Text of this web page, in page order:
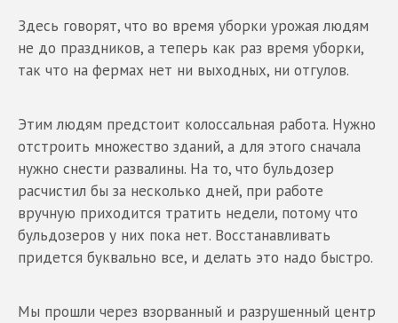
Здесь говорят, что во время уборки урожая людям
не до праздников, а теперь как раз время уборки,
так что на фермах нет ни выходных, ни отгулов.
Этим людям предстоит колоссальная работа. Нужно
отстроить множество зданий, а для этого сначала
нужно снести развалины. На то, что бульдозер
расчистил бы за несколько дней, при работе
вручную приходится тратить недели, потому что
бульдозеров у них пока нет. Восстанавливать
придется буквально все, и делать это надо быстро.
Мы прошли через взорванный и разрушенный центр